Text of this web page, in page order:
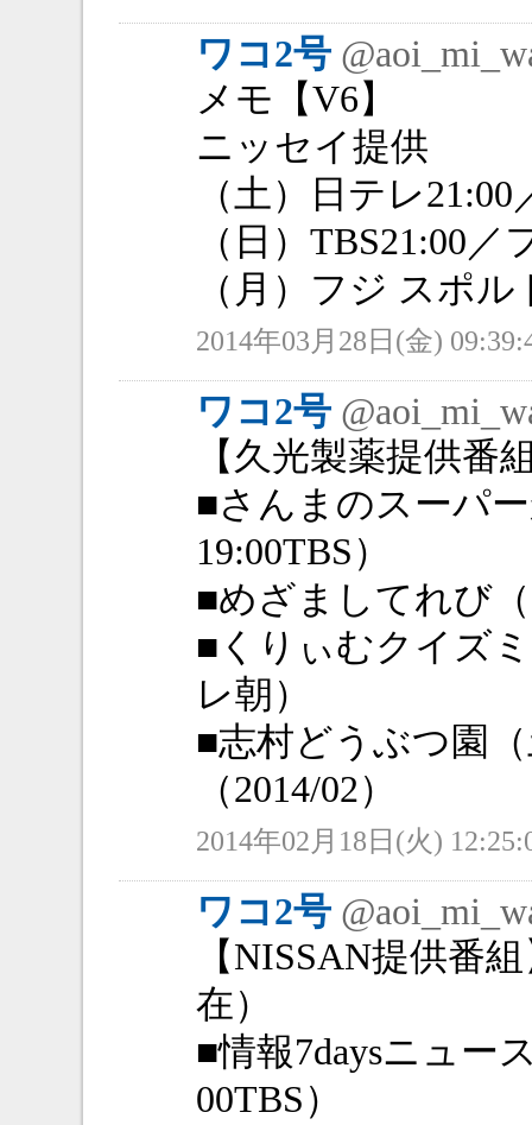
ワコ2号
メモ【V6】
ニッセイ提供
（土）日テレ21:00
（日）TBS21:00／
（月）フジ スポル
2014年03月28日(金)
ワコ2号
【久光製薬提供番
■さんまのスーパ
19:00TBS）
■めざましてれび
■くりぃむクイズ
レ朝）
■志村どうぶつ園
（2014/02）
2014年02月18日(火)
ワコ2号
【NISSAN提供番
在）
■情報7daysニュー
00TBS）